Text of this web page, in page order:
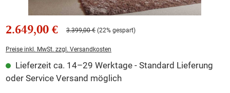
2.649,00 € 3.399,00 € (22% gespart)
Preise inkl. MwSt. zzgl. Versandkosten
Lieferzeit ca. 14–29 Werktage - Standard Lieferung
oder Service Versand möglich